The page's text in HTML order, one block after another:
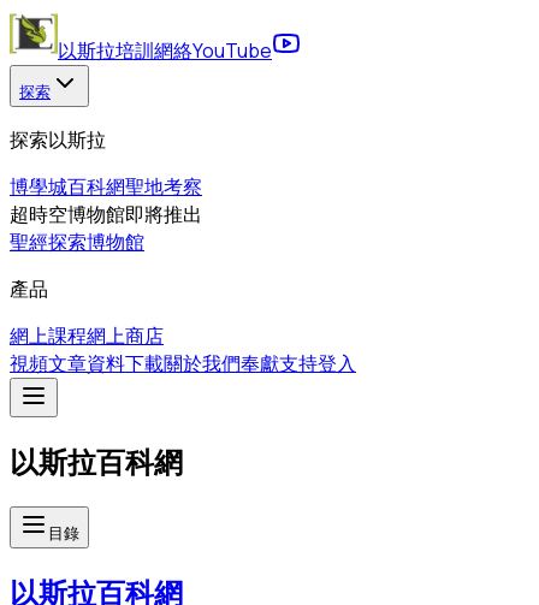
以斯拉培訓網絡YouTube
探索
探索以斯拉
博學城百科網聖地考察
超時空博物館即將推出
聖經探索博物館
產品
網上課程網上商店
視頻文章資料下載關於我們奉獻支持登入
以斯拉百科網
目錄
以斯拉百科網